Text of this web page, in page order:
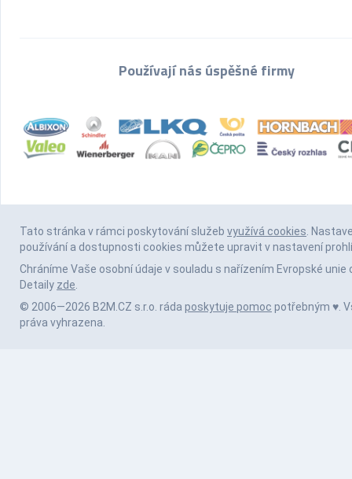
Používají nás úspěšné firmy
Tato stránka v rámci poskytování služeb využívá cookies.
používání a dostupnosti cookies můžete upravit v nastavení
Chráníme Vaše osobní údaje v souladu s nařízením Evropské unie
Detaily zde.
© 2006—2026 B2M.CZ s.r.o. ráda poskytuje pomoc potřebným ♥️.
práva vyhrazena.